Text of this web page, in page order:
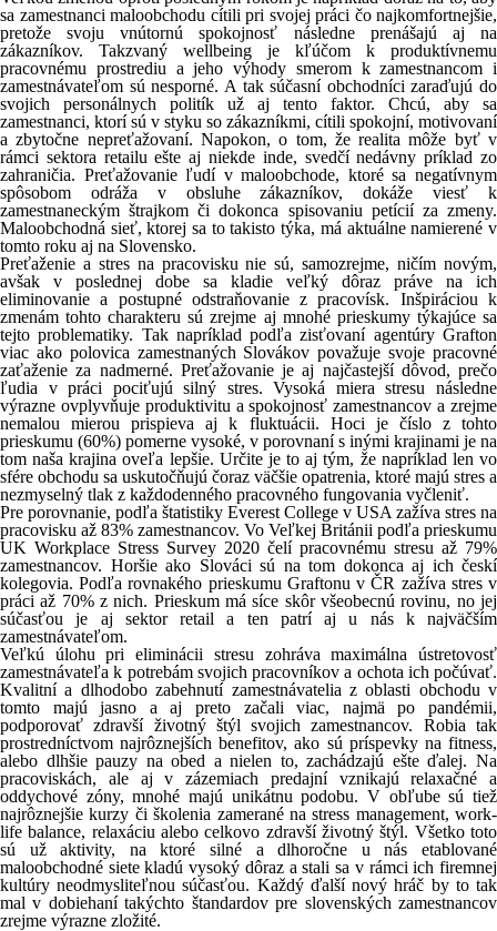
sa zamestnanci maloobchodu cítili pri svojej práci čo najkomfortnejšie,
pretože svoju vnútornú spokojnosť následne prenášajú aj na
zákazníkov. Takzvaný wellbeing je kľúčom k produktívnemu
pracovnému prostrediu a jeho výhody smerom k zamestnancom i
zamestnávateľom sú nesporné. A tak súčasní obchodníci zaraďujú do
svojich personálnych politík už aj tento faktor. Chcú, aby sa
zamestnanci, ktorí sú v styku so zákazníkmi, cítili spokojní, motivovaní
a zbytočne nepreťažovaní. Napokon, o tom, že realita môže byť v
rámci sektora retailu ešte aj niekde inde, svedčí nedávny príklad zo
zahraničia. Preťažovanie ľudí v maloobchode, ktoré sa negatívnym
spôsobom odráža v obsluhe zákazníkov, dokáže viesť k
zamestnaneckým štrajkom či dokonca spisovaniu petícií za zmeny.
Maloobchodná sieť, ktorej sa to takisto týka, má aktuálne namierené v
tomto roku aj na Slovensko.
Preťaženie a stres na pracovisku nie sú, samozrejme, ničím novým,
avšak v poslednej dobe sa kladie veľký dôraz práve na ich
eliminovanie a postupné odstraňovanie z pracovísk. Inšpiráciou k
zmenám tohto charakteru sú zrejme aj mnohé prieskumy týkajúce sa
tejto problematiky. Tak napríklad podľa zisťovaní agentúry Grafton
viac ako polovica zamestnaných Slovákov považuje svoje pracovné
zaťaženie za nadmerné. Preťažovanie je aj najčastejší dôvod, prečo
ľudia v práci pociťujú silný stres. Vysoká miera stresu následne
výrazne ovplyvňuje produktivitu a spokojnosť zamestnancov a zrejme
nemalou mierou prispieva aj k fluktuácii. Hoci je číslo z tohto
prieskumu (60%) pomerne vysoké, v porovnaní s inými krajinami je na
tom naša krajina oveľa lepšie. Určite je to aj tým, že napríklad len vo
sfére obchodu sa uskutočňujú čoraz väčšie opatrenia, ktoré majú stres a
nezmyselný tlak z každodenného pracovného fungovania vyčleniť.
Pre porovnanie, podľa štatistiky Everest College v USA zažíva stres na
pracovisku až 83% zamestnancov. Vo Veľkej Británii podľa prieskumu
UK Workplace Stress Survey 2020 čelí pracovnému stresu až 79%
zamestnancov. Horšie ako Slováci sú na tom dokonca aj ich českí
kolegovia. Podľa rovnakého prieskumu Graftonu v ČR zažíva stres v
práci až 70% z nich. Prieskum má síce skôr všeobecnú rovinu, no jej
súčasťou je aj sektor retail a ten patrí aj u nás k najväčším
zamestnávateľom.
Veľkú úlohu pri eliminácii stresu zohráva maximálna ústretovosť
zamestnávateľa k potrebám svojich pracovníkov a ochota ich počúvať.
Kvalitní a dlhodobo zabehnutí zamestnávatelia z oblasti obchodu v
tomto majú jasno a aj preto začali viac, najmä po pandémii,
podporovať zdravší životný štýl svojich zamestnancov. Robia tak
prostredníctvom najrôznejších benefitov, ako sú príspevky na fitness,
alebo dlhšie pauzy na obed a nielen to, zachádzajú ešte ďalej. Na
pracoviskách, ale aj v zázemiach predajní vznikajú relaxačné a
oddychové zóny, mnohé majú unikátnu podobu. V obľube sú tiež
najrôznejšie kurzy či školenia zamerané na stress management, work-
life balance, relaxáciu alebo celkovo zdravší životný štýl. Všetko toto
sú už aktivity, na ktoré silné a dlhoročne u nás etablované
maloobchodné siete kladú vysoký dôraz a stali sa v rámci ich firemnej
kultúry neodmysliteľnou súčasťou. Každý ďalší nový hráč by to tak
mal v dobiehaní takýchto štandardov pre slovenských zamestnancov
zrejme výrazne zložité.